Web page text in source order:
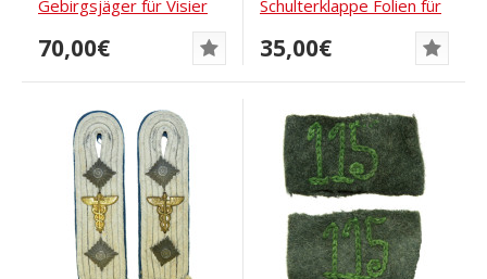
Gebirgsjäger für Visier
70,00€
Schulterklappe Folien für
35,00€